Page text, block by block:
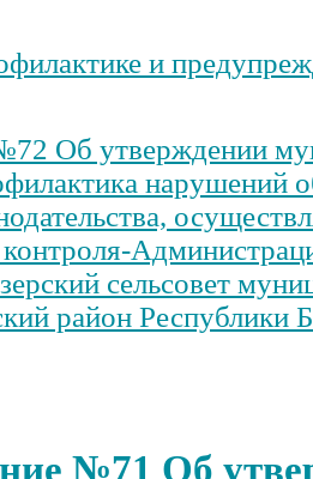
и
Об утверждении
нарушений
сельсовет
район Республики
№71 Об